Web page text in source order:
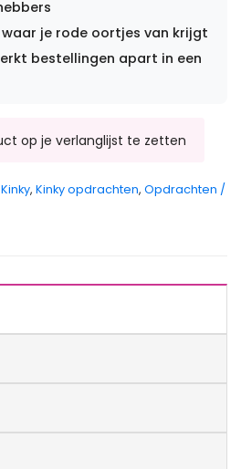
waar je rode oortjes van krijgt
bestellingen apart in een
Kinky, Kinky opdrachten, Opdrachten /